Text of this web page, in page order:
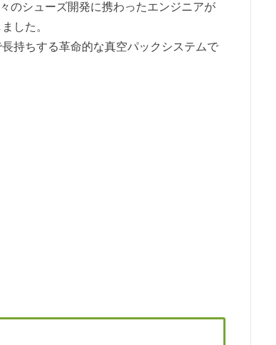
のシューズ開発に携わったエンジニアが
した。
持ちする革命的な真空パックシステムで